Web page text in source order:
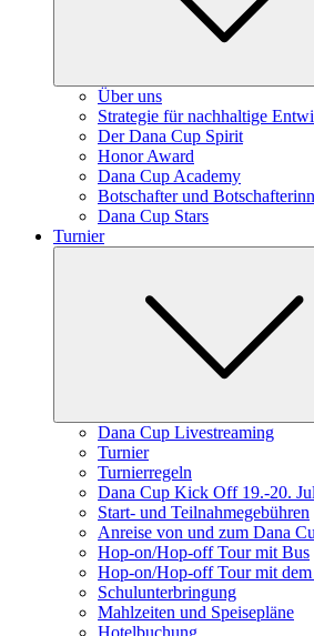
Über uns
Strategie für nachhaltige
Der Dana Cup Spirit
Honor Award
Dana Cup Academy
Botschafter und
Dana Cup Stars
Turnier
Dana Cup Livestreaming
Turnier
Turnierregeln
Dana Cup Kick Off 19.-20.
Start- und Teilnahmegebühren
Anreise von und zum Dana
Hop-on/Hop-off Tour mit Bus
Hop-on/Hop-off Tour mit
Schulunterbringung
Mahlzeiten und Speisepläne
Hotelbuchung